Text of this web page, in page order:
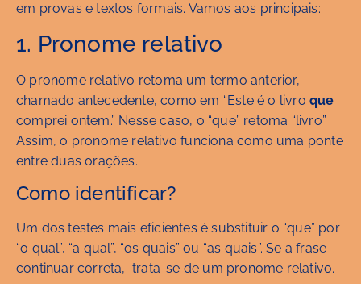
em provas e textos formais. Vamos aos principais:
1. Pronome relativo
O pronome relativo retoma um termo anterior,
chamado antecedente, como em “Este é o livroque
comprei ontem.” Nesse caso, o “que” retoma “livro”.
Assim, o pronome relativo funciona como uma ponte
entre duas orações.
Como identificar?
Um dos testes mais eficientes é substituir o “que” por
“o qual”, “a qual”, “os quais” ou “as quais”. Se a frase
continuar correta, trata-se de um pronome relativo.